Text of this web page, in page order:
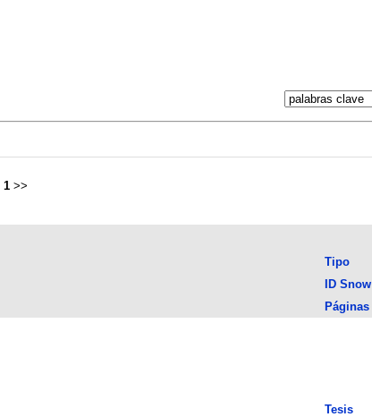
1 >>
Tipo
ID Snow
Páginas
Tesis